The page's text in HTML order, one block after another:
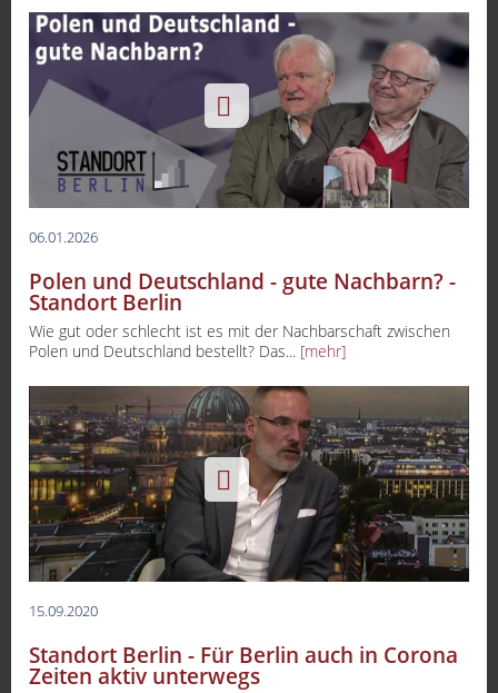
06.01.2026
Polen und Deutschland - gute Nachbarn? -
Standort Berlin
Wie gut oder schlecht ist es mit der Nachbarschaft zwischen
Polen und Deutschland bestellt? Das... [mehr]
15.09.2020
Standort Berlin - Für Berlin auch in Corona
Zeiten aktiv unterwegs